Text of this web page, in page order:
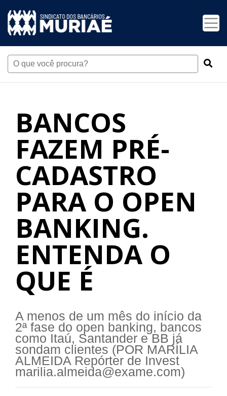
BANCOS
FAZEM PRÉ-
CADASTRO
PARA O OPEN
BANKING.
ENTENDA O
QUE É
A menos de um mês do início da
2ª fase do open banking, bancos
como Itaú, Santander e BB já
sondam clientes (POR MARÍLIA
ALMEIDA Repórter de Invest
marilia.almeida@exame.com)